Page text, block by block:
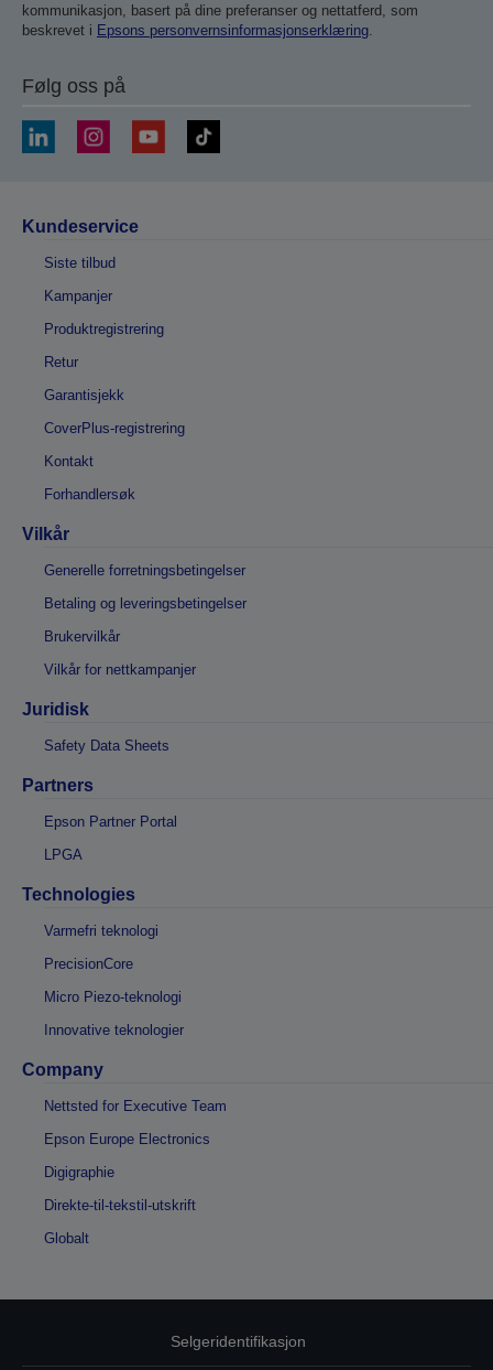
kommunikasjon, basert på dine preferanser og nettatferd, som
beskrevet i Epsons personvernsinformasjonserklæring
Følg oss på
Kundeservice
Siste tilbud
Kampanjer
Produktregistrering
Retur
Garantisjekk
CoverPlus-registrering
Kontakt
Forhandlersøk
Vilkår
Generelle forretningsbetingelser
Betaling og leveringsbetingelser
Brukervilkår
Vilkår for nettkampanjer
Juridisk
Safety Data Sheets
Partners
Epson Partner Portal
LPGA
Technologies
Varmefri teknologi
PrecisionCore
Micro Piezo-teknologi
Innovative teknologier
Company
Nettsted for Executive Team
Epson Europe Electronics
Digigraphie
Direkte-til-tekstil-utskrift
Globalt
Selgeridentifikasjon